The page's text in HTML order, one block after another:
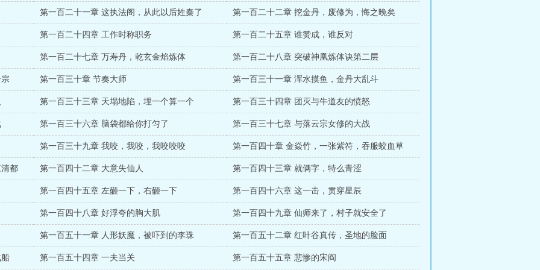
第一百二十一章 这执法阁，从此以后姓秦了 第一百二十二章 挖金丹，废修为，悔之晚矣
第一百二十四章 工作时称职务 第一百二十五章 谁赞成，谁反对
第一百二十七章 万寿丹，乾玄金焰炼体 第一百二十八章 突破神凰炼体诀第二层
第一百三十章 节奏大师 第一百三十一章 浑水摸鱼，金丹大乱斗
第一百三十三章 天塌地陷，埋一个算一个 第一百三十四章 团灭与牛道友的愤怒
第一百三十六章 脑袋都给你打匀了 第一百三十七章 与落云宗女修的大战
第一百三十九章 我咬，我咬，我咬咬咬 第一百四十章 金焱竹，一张紫符，吞服蛟血草
都 第一百四十二章 大意失仙人 第一百四十三章 就俩字，特么青涩
第一百四十五章 左砸一下，右砸一下 第一百四十六章 这一击，贯穿星辰
第一百四十八章 好浮夸的胸大肌 第一百四十九章 仙师来了，村子就安全了
第一百五十一章 人形妖魔，被吓到的李珠 第一百五十二章 红叶谷真传，圣地的脸面
第一百五十四章 一夫当关 第一百五十五章 悲惨的宋阎